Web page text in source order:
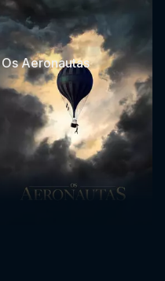
Os Aeronautas